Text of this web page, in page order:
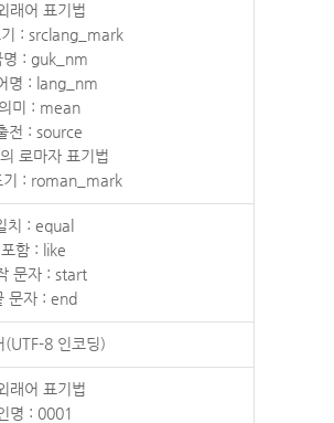
래어 표기법
: srclang_mark
명 : guk_nm
명 : lang_nm
미 : mean
전 : source
로마자 표기법
기 : roman_mark
치 : equal
포함 : like
문자 : start
문자 : end
(UTF-8 인코딩)
래어 표기법
명 : 0001